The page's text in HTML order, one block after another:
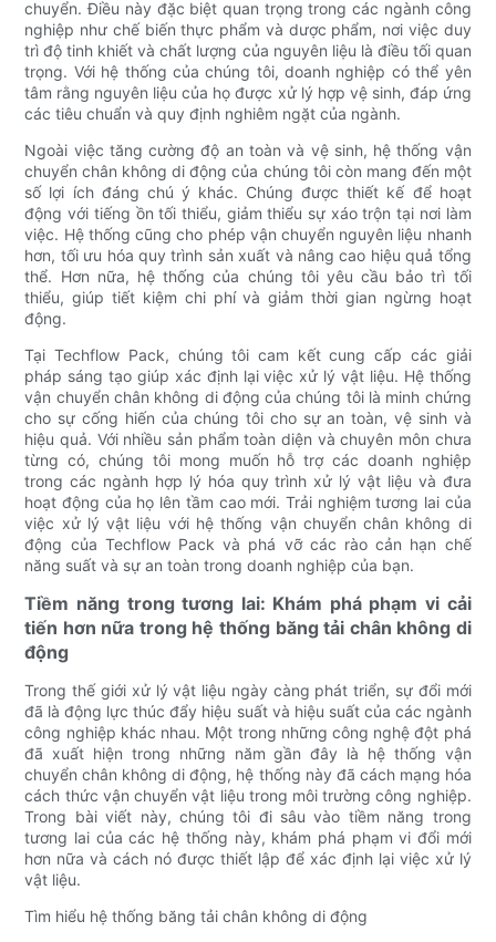
chuyển. Điều này đặc biệt quan trọng trong các ngành công
nghiệp như chế biến thực phẩm và dược phẩm, nơi việc duy
trì độ tinh khiết và chất lượng của nguyên liệu là điều tối quan
trọng. Với hệ thống của chúng tôi, doanh nghiệp có thể yên
tâm rằng nguyên liệu của họ được xử lý hợp vệ sinh, đáp ứng
các tiêu chuẩn và quy định nghiêm ngặt của ngành.
Ngoài việc tăng cường độ an toàn và vệ sinh, hệ thống vận
chuyển chân không di động của chúng tôi còn mang đến một
số lợi ích đáng chú ý khác. Chúng được thiết kế để hoạt
động với tiếng ồn tối thiểu, giảm thiểu sự xáo trộn tại nơi làm
việc. Hệ thống cũng cho phép vận chuyển nguyên liệu nhanh
hơn, tối ưu hóa quy trình sản xuất và nâng cao hiệu quả tổng
thể. Hơn nữa, hệ thống của chúng tôi yêu cầu bảo trì tối
thiểu, giúp tiết kiệm chi phí và giảm thời gian ngừng hoạt
động.
Tại Techflow Pack, chúng tôi cam kết cung cấp các giải
pháp sáng tạo giúp xác định lại việc xử lý vật liệu. Hệ thống
vận chuyển chân không di động của chúng tôi là minh chứng
cho sự cống hiến của chúng tôi cho sự an toàn, vệ sinh và
hiệu quả. Với nhiều sản phẩm toàn diện và chuyên môn chưa
từng có, chúng tôi mong muốn hỗ trợ các doanh nghiệp
trong các ngành hợp lý hóa quy trình xử lý vật liệu và đưa
hoạt động của họ lên tầm cao mới. Trải nghiệm tương lai của
việc xử lý vật liệu với hệ thống vận chuyển chân không di
động của Techflow Pack và phá vỡ các rào cản hạn chế
năng suất và sự an toàn trong doanh nghiệp của bạn.
Tiềm năng trong tương lai: Khám phá phạm vi cải
tiến hơn nữa trong hệ thống băng tải chân không di
động
Trong thế giới xử lý vật liệu ngày càng phát triển, sự đổi mới
đã là động lực thúc đẩy hiệu suất và hiệu suất của các ngành
công nghiệp khác nhau. Một trong những công nghệ đột phá
đã xuất hiện trong những năm gần đây là hệ thống vận
chuyển chân không di động, hệ thống này đã cách mạng hóa
cách thức vận chuyển vật liệu trong môi trường công nghiệp.
Trong bài viết này, chúng tôi đi sâu vào tiềm năng trong
tương lai của các hệ thống này, khám phá phạm vi đổi mới
hơn nữa và cách nó được thiết lập để xác định lại việc xử lý
vật liệu.
Tìm hiểu hệ thống băng tải chân không di động